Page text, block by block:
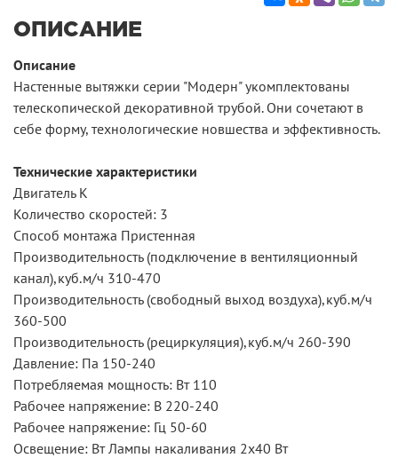
ОПИСАНИЕ
Описание
Настенные вытяжки серии "Модерн" укомплектованы
телескопической декоративной трубой. Они сочетают в
себе форму, технологические новшества и эффективность.
Технические характеристики
Двигатель К
Количество скоростей: 3
Способ монтажа Пристенная
Производительность (подключение в вентиляционный
канал),куб.м/ч 310-470
Производительность (свободный выход воздуха),куб.м/ч
360-500
Производительность (рециркуляция),куб.м/ч 260-390
Давление: Па 150-240
Потребляемая мощность: Вт 110
Рабочее напряжение: В 220-240
Рабочее напряжение: Гц 50-60
Освещение: Вт Лампы накаливания 2х40 Вт